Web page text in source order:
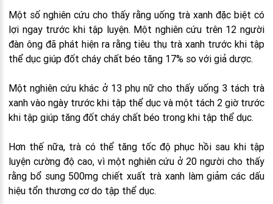
Một số nghiên cứu cho thấy rằng uống trà xanh đặc biệt có
lợi ngay trước khi tập luyện. Một nghiên cứu trên 12 người
đàn ông đã phát hiện ra rằng tiêu thụ trà xanh trước khi tập
thể dục giúp đốt cháy chất béo tăng 17% so với giả dược.
Một nghiên cứu khác ở 13 phụ nữ cho thấy uống 3 tách trà
xanh vào ngày trước khi tập thể dục và một tách 2 giờ trước
khi tập giúp tăng đốt cháy chất béo trong khi tập thể dục.
Hơn thế nữa, trà có thể tăng tốc độ phục hồi sau khi tập
luyện cường độ cao, vì một nghiên cứu ở 20 người cho thấy
rằng bổ sung 500mg chiết xuất trà xanh làm giảm các dấu
hiệu tổn thương cơ do tập thể dục.